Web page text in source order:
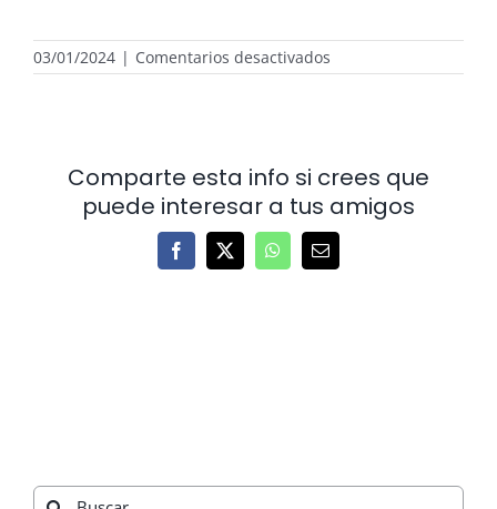
03/01/2024 | Comentarios desactivados
¿Cómo
Comparte esta info si crees que
puede interesar a tus amigos
Facebook
X WhatsAppCorreo
Buscar: